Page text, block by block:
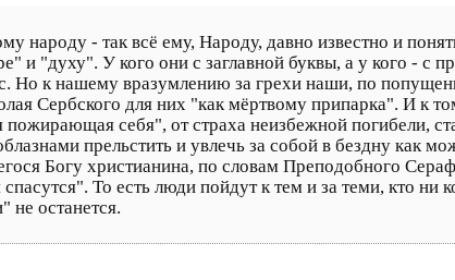
народу - так всё ему, Народу, давно известно и
и "духу". У кого они с заглавной буквы, а у кого - с
Но к нашему вразумлению за грехи наши, по
Сербского для них "как мёртвому припарка". И к
пожирающая себя", от страха неизбежной погибели,
прельстить и увлечь за собой в бездну как
Богу христианина, по словам Преподобного
То есть люди пойдут к тем и за теми, кто ни
не останется.